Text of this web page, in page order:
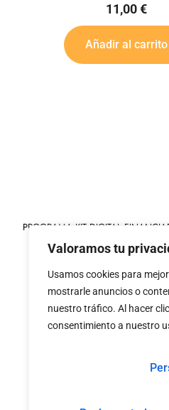
Valoramos tu
Usamos cookies para
mostrarle anuncios o
nuestro tráfico. Al hacer
consentimiento a nuestro
PROGRAMA KIT DIGITAL
MECANISMO DE
«financiado por la